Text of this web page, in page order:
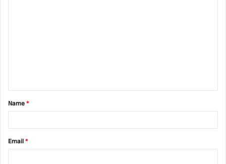
t
*Name*
Email*